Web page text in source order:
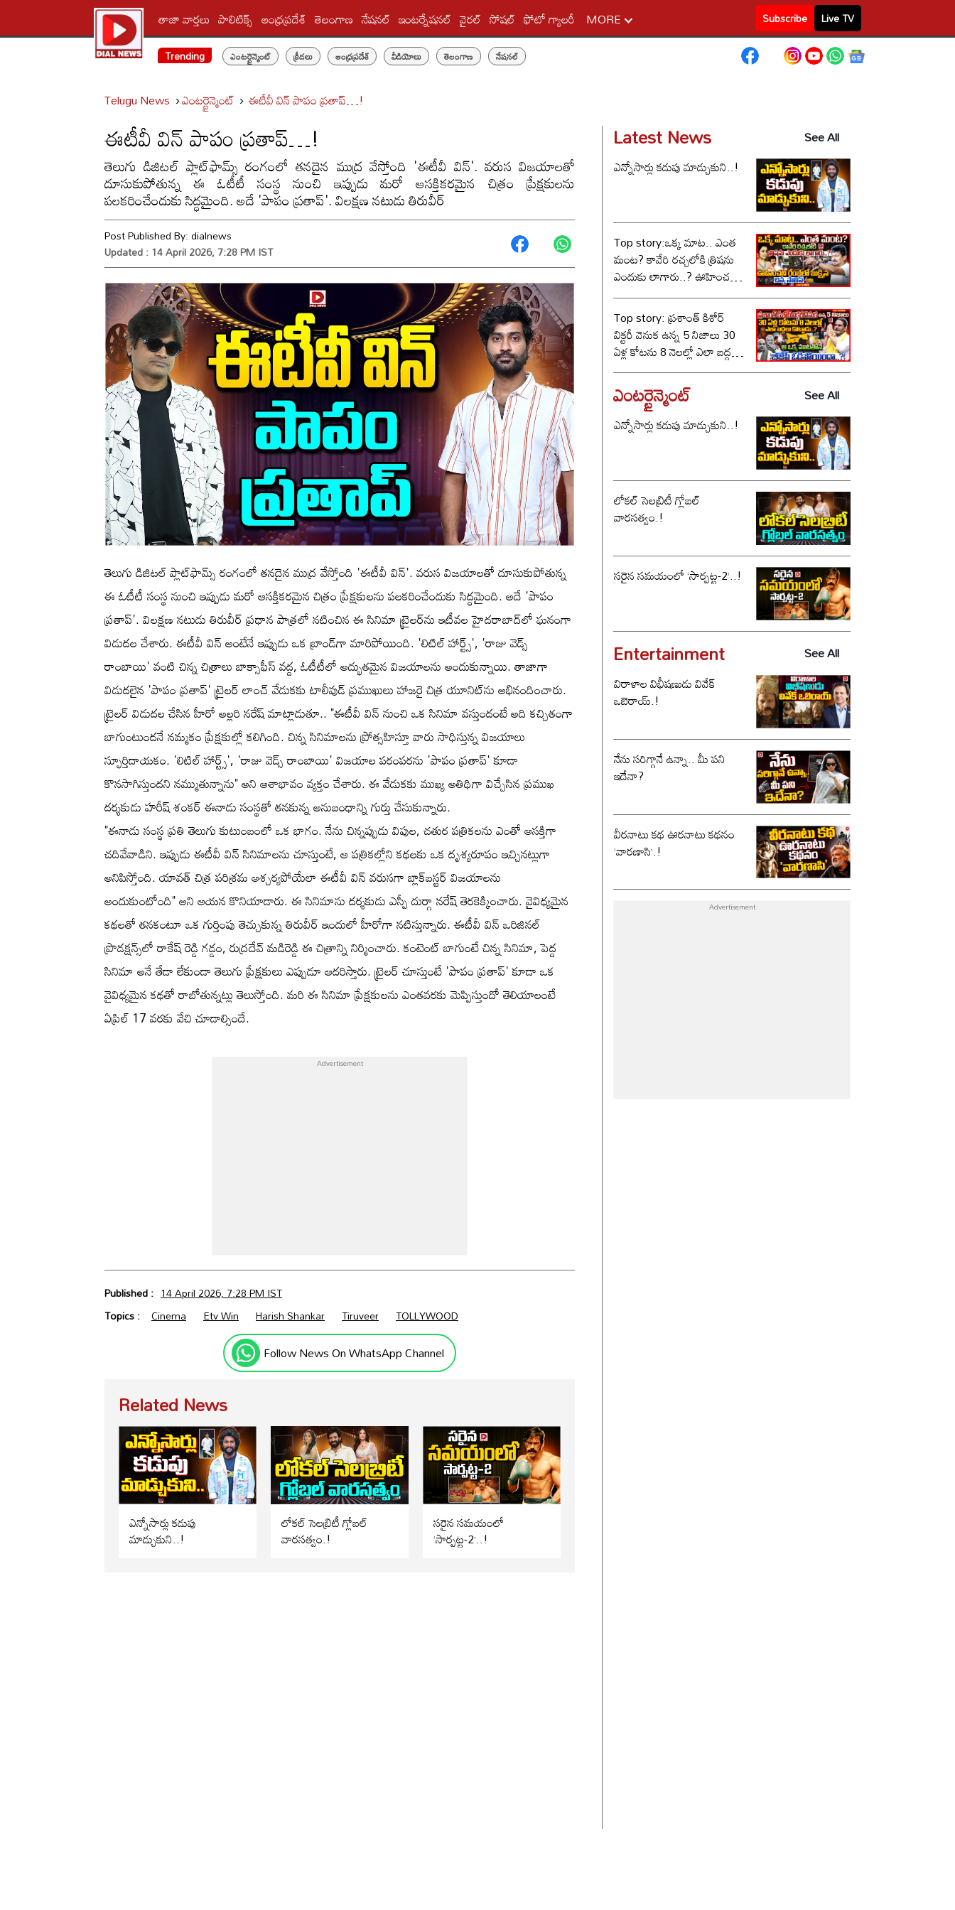
తాజా వార్తలు పాలిటిక్స్‌ ఆంధ్రప్రదేశ్ తెలంగాణ నేషనల్ ఇంటర్నేషనల్ వైరల్ సోషల్ ఫోటో గ్యాలరీ MORE Subscribe
Live TV
Trending
ఎంటర్టైన్మెంట్ క్రీడలు ఆంధ్రప్రదేశ్ వీడియోలు తెలంగాణ నేషనల్
Telugu News ఎంటర్టైన్మెంట్ ఈటీవీ విన్ పాపం ప్రతాప్…!
ఈటీవీ విన్ పాపం ప్రతాప్…!
తెలుగు డిజిటల్ ప్లాట్‌ఫామ్స్ రంగంలో తనదైన ముద్ర వేస్తోంది 'ఈటీవీ విన్'. వరుస విజయాలతో
దూసుకుపోతున్న ఈ ఓటీటీ సంస్థ నుంచి ఇప్పుడు మరో ఆసక్తికరమైన చిత్రం ప్రేక్షకులను
పలకరించేందుకు సిద్ధమైంది. అదే 'పాపం ప్రతాప్'. విలక్షణ నటుడు తిరువీర్
Post Published By:dialnews
Updated : 14 April 2026, 7:28 PM IST
తెలుగు డిజిటల్ ప్లాట్‌ఫామ్స్ రంగంలో తనదైన ముద్ర వేస్తోంది 'ఈటీవీ విన్'. వరుస విజయాలతో దూసుకుపోతున్న
ఈ ఓటీటీ సంస్థ నుంచి ఇప్పుడు మరో ఆసక్తికరమైన చిత్రం ప్రేక్షకులను పలకరించేందుకు సిద్ధమైంది. అదే 'పాపం
ప్రతాప్'. విలక్షణ నటుడు తిరువీర్ ప్రధాన పాత్రలో నటించిన ఈ సినిమా ట్రైలర్‌ను ఇటీవల హైదరాబాద్‌లో ఘనంగా
విడుదల చేశారు. ఈటీవీ విన్ అంటేనే ఇప్పుడు ఒక బ్రాండ్‌గా మారిపోయింది. 'లిటిల్ హార్ట్స్', 'రాజు వెడ్స్
రాంబాయి' వంటి చిన్న చిత్రాలు బాక్సాఫీస్ వద్ద, ఓటీటీలో అద్భుతమైన విజయాలను అందుకున్నాయి. తాజాగా
విడుదలైన 'పాపం ప్రతాప్' ట్రైలర్ లాంచ్ వేడుకకు టాలీవుడ్ ప్రముఖులు హాజరై చిత్ర యూనిట్‌ను అభినందించారు.
ట్రైలర్ విడుదల చేసిన హీరో అల్లరి నరేష్ మాట్లాడుతూ.. "ఈటీవీ విన్ నుంచి ఒక సినిమా వస్తుందంటే అది కచ్చితంగా
బాగుంటుందనే నమ్మకం ప్రేక్షకుల్లో కలిగింది. చిన్న సినిమాలను ప్రోత్సహిస్తూ వారు సాధిస్తున్న విజయాలు
స్ఫూర్తిదాయకం. 'లిటిల్ హార్ట్స్', 'రాజు వెడ్స్ రాంబాయి' విజయాల పరంపరను 'పాపం ప్రతాప్' కూడా
కొనసాగిస్తుందని నమ్ముతున్నాను" అని ఆశాభావం వ్యక్తం చేశారు. ఈ వేడుకకు ముఖ్య అతిథిగా విచ్చేసిన ప్రముఖ
దర్శకుడు హరీష్ శంకర్ ఈనాడు సంస్థతో తనకున్న అనుబంధాన్ని గుర్తు చేసుకున్నారు.
"ఈనాడు సంస్థ ప్రతి తెలుగు కుటుంబంలో ఒక భాగం. నేను చిన్నప్పుడు విపుల, చతుర పత్రికలను ఎంతో ఆసక్తిగా
చదివేవాడిని. ఇప్పుడు ఈటీవీ విన్ సినిమాలను చూస్తుంటే, ఆ పత్రికల్లోని కథలకు ఒక దృశ్యరూపం ఇచ్చినట్లుగా
అనిపిస్తోంది. యావత్ చిత్ర పరిశ్రమ ఆశ్చర్యపోయేలా ఈటీవీ విన్ వరుసగా బ్లాక్‌బస్టర్ విజయాలను
అందుకుంటోంది" అని ఆయన కొనియాడారు. ఈ సినిమాను దర్శకుడు ఎస్పీ దుర్గా నరేష్ తెరకెక్కించారు. వైవిధ్యమైన
కథలతో తనకంటూ ఒక గుర్తింపు తెచ్చుకున్న తిరువీర్ ఇందులో హీరోగా నటిస్తున్నారు. ఈటీవీ విన్ ఒరిజినల్
ప్రొడక్షన్స్‌లో రాకేష్ రెడ్డి గడ్డం, రుద్రదేవ్ మడిరెడ్డి ఈ చిత్రాన్ని నిర్మించారు. కంటెంట్ బాగుంటే చిన్న సినిమా, పెద్ద
సినిమా అనే తేడా లేకుండా తెలుగు ప్రేక్షకులు ఎప్పుడూ ఆదరిస్తారు. ట్రైలర్ చూస్తుంటే 'పాపం ప్రతాప్' కూడా ఒక
వైవిధ్యమైన కథతో రాబోతున్నట్లు తెలుస్తోంది. మరి ఈ సినిమా ప్రేక్షకులను ఎంతవరకు మెప్పిస్తుందో తెలియాలంటే
ఏప్రిల్ 17 వరకు వేచి చూడాల్సిందే.
Published : 14 April 2026, 7:28 PM IST
Topics : Cinema Etv Win Harish Shankar Tiruveer TOLLYWOOD
Follow News On WhatsApp Channel
Related News
ఎన్నోసార్లు కడుపు
మాడ్చుకుని..!
లోకల్ సెలబ్రిటీ గ్లోబల్
వారసత్వం.!
సరైన సమయంలో
‘సార్పట్ట-2’..!
Latest News
See All
ఎన్నోసార్లు కడుపు మాడ్చుకుని..!
Top story:ఒక్క మాట.. ఎంత
మంట? కావేరి రచ్చలోకి త్రిషను
ఎందుకు లాగారు..? ఊహించని
రేంజ్ లో బుక్కైన చిన్న స్టాలిన్..!
Top story: ప్రశాంత్ కిశోర్
విక్టరీ వెనుక ఉన్న 5 నిజాలు 30
ఏళ్ల కోటను 8 నెలల్లో ఎలా బద్దలు
కొట్టాడు..? ఆ ఒక్క మాటతోనే
బీజేపీ ఓడిపోయిందా..?
ఎంటర్టైన్మెంట్
See All
ఎన్నోసార్లు కడుపు మాడ్చుకుని..!
లోకల్ సెలబ్రిటీ గ్లోబల్
వారసత్వం.!
సరైన సమయంలో ‘సార్పట్ట-2’..!
Entertainment
See All
విరాళాల విభీషణుడు వివేక్
ఒబెరాయ్.!
నేను సరిగ్గానే ఉన్నా.. మీ పని
ఇదేనా?
వీరనాటు కథ ఊరనాటు కథనం
‘వారణాసి’.!